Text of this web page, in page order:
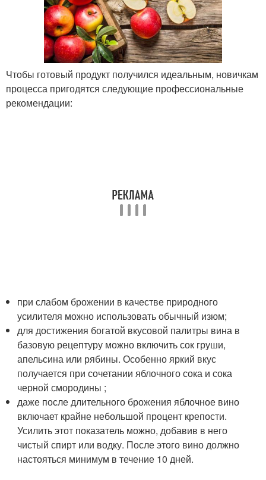
Чтобы готовый продукт получился идеальным, новичкам
процесса пригодятся следующие профессиональные
рекомендации:
при слабом брожении в качестве природного
усилителя можно использовать обычный изюм;
для достижения богатой вкусовой палитры вина в
базовую рецептуру можно включить сок груши,
апельсина или рябины. Особенно яркий вкус
получается при сочетании яблочного сока и сока
черной смородины ;
даже после длительного брожения яблочное вино
включает крайне небольшой процент крепости.
Усилить этот показатель можно, добавив в него
чистый спирт или водку. После этого вино должно
настояться минимум в течение 10 дней.